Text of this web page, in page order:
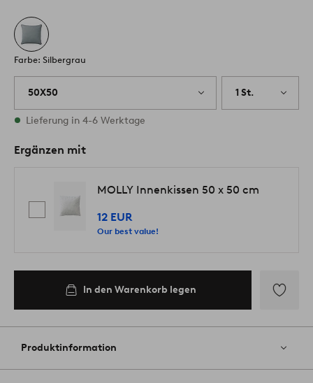
Farbe: Silbergrau
50X50 1 St.
Vorrätig
Lieferung in 4-6 Werktage
Ergänzen mit
MOLLY Innenkissen 50 x 50 cm
12 EUR
Our best value!
In den Warenkorb legen
Favoriten
Produktinformation